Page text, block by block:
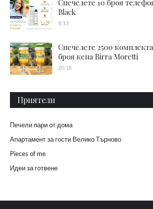
Спечелете 10 броя
Black
8:13
Спечелете 2500
броя кена Birra Moretti
20:18
Приятели
Печели пари от дома
Апартамент за гости Велико Търново
Pieces of me
Идеи за готвене